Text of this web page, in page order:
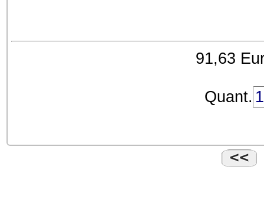
91,63
Quant.